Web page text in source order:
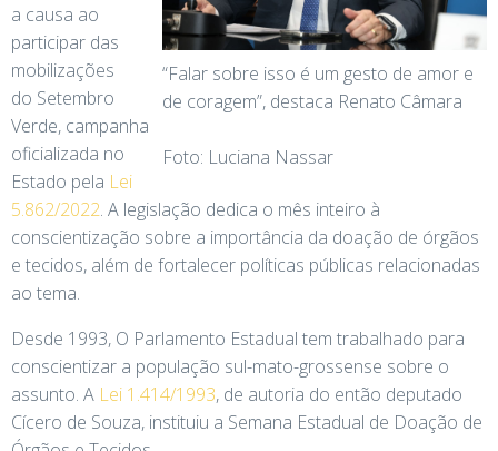
“Falar sobre isso é um gesto de amor e
de coragem”, destaca Renato Câmara
Foto: Luciana Nassar
a causa ao
participar das
mobilizações
do Setembro
Verde, campanha
oficializada no
Estado pela Lei
5.862/2022. A legislação dedica o mês inteiro à
conscientização sobre a importância da doação de órgãos
e tecidos, além de fortalecer políticas públicas relacionadas
ao tema.
Desde 1993, O Parlamento Estadual tem trabalhado para
conscientizar a população sul-mato-grossense sobre o
assunto. A Lei 1.414/1993, de autoria do então deputado
Cícero de Souza, instituiu a Semana Estadual de Doação de